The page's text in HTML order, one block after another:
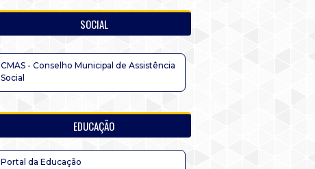
SOCIAL
CMAS - Conselho Municipal de Assistência
Social
EDUCAÇÃO
Portal da Educação